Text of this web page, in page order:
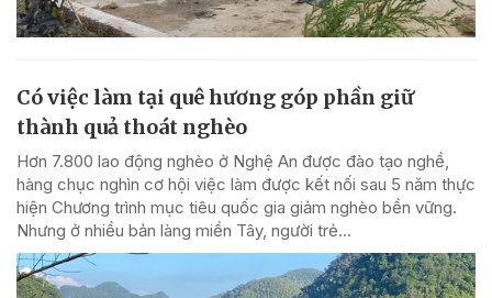
Có việc làm tại quê hương góp phần giữ
thành quả thoát nghèo
Hơn 7.800 lao động nghèo ở Nghệ An được đào tạo nghề,
hàng chục nghìn cơ hội việc làm được kết nối sau 5 năm thực
hiện Chương trình mục tiêu quốc gia giảm nghèo bền vững.
Nhưng ở nhiều bản làng miền Tây, người trẻ...